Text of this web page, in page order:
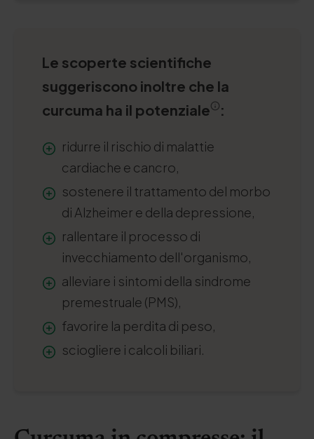
Le scoperte scientifiche
suggeriscono inoltre che la
curcuma ha il potenziale
:
ridurre il rischio di malattie
cardiache e cancro,
sostenere il trattamento del morbo
di Alzheimer e della depressione,
rallentare il processo di
invecchiamento dell'organismo,
alleviare i sintomi della sindrome
premestruale (PMS),
favorire la perdita di peso,
sciogliere i calcoli biliari.